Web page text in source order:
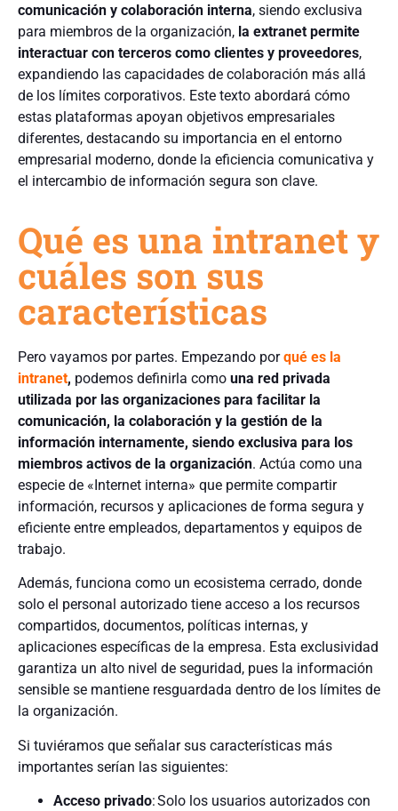
comunicación y colaboración interna, siendo exclusiva
para miembros de la organización, la extranet permite
interactuar con terceros como clientes y proveedores,
expandiendo las capacidades de colaboración más allá
de los límites corporativos. Este texto abordará cómo
estas plataformas apoyan objetivos empresariales
diferentes, destacando su importancia en el entorno
empresarial moderno, donde la eficiencia comunicativa y
el intercambio de información segura son clave.
Qué es una intranet y
cuáles son sus
características
Pero vayamos por partes. Empezando porqué es la
intranet, podemos definirla como una red privada
utilizada por las organizaciones para facilitar la
comunicación, la colaboración y la gestión de la
información internamente, siendo exclusiva para los
miembros activos de la organización. Actúa como una
especie de «Internet interna» que permite compartir
información, recursos y aplicaciones de forma segura y
eficiente entre empleados, departamentos y equipos de
trabajo.
Además, funciona como un ecosistema cerrado, donde
solo el personal autorizado tiene acceso a los recursos
compartidos, documentos, políticas internas, y
aplicaciones específicas de la empresa. Esta exclusividad
garantiza un alto nivel de seguridad, pues la información
sensible se mantiene resguardada dentro de los límites de
la organización.
Si tuviéramos que señalar sus características más
importantes serían las siguientes:
Acceso privado: Solo los usuarios autorizados con